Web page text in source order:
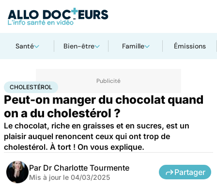
Santé Bien-être Famille Émissions
AccueilSantéMaladies Maladies cardiaques
CHOLESTÉROL
Peut-on manger du chocolat quand
on a du cholestérol ?
Le chocolat, riche en graisses et en sucres, est un
plaisir auquel renoncent ceux qui ont trop de
cholestérol. À tort ! On vous explique.
Par Dr Charlotte Tourmente
Mis à jour le 04/03/2025
Partager